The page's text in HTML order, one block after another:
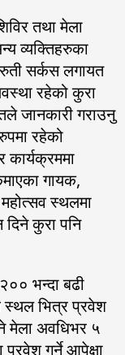
तथा मेला
व्यक्तिहरुका
सर्कस लगायत
रहेको कुरा
जानकारी गराउनु
रहेको
कार्यक्रममा
गायक,
स्थलमा
कुरा पनि
भन्दा बढी
भित्र प्रवेश
मेला अवधिभर ५
गर्ने आपेक्षा